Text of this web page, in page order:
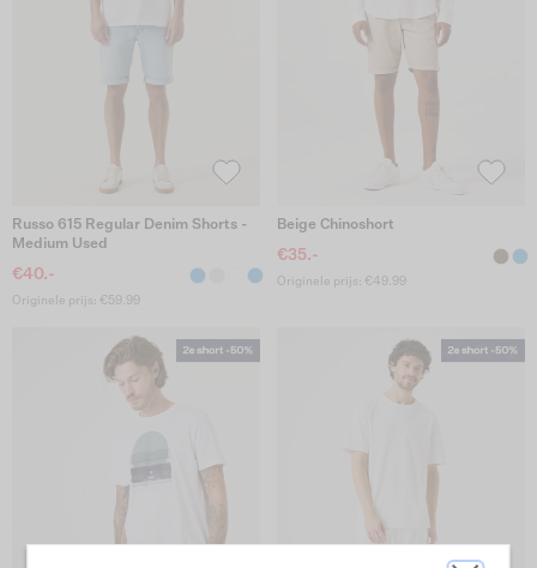
Russo 615 Regular Denim Shorts -
Medium Used
€40.-
Originele prijs: €59.99
Beige Chinoshort
€35.-
Originele prijs: €49.99